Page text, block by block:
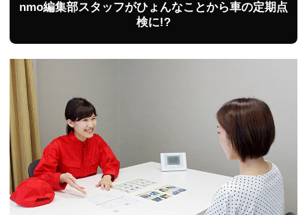
nmo編集部スタッフがひょんなことから車の定期点
検に!?